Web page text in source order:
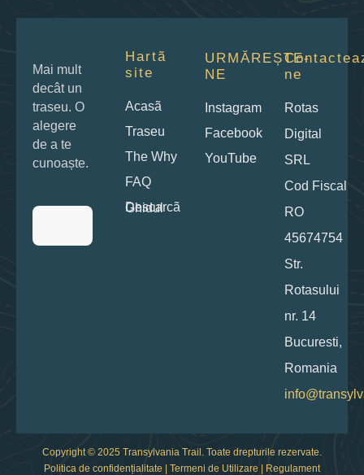
Mai mult
decât un
traseu. O
alegere
de a te
cunoaște.
Hartã
site
Acasã
Traseu
The Why
FAQ
Descarcã Ghidul
URMĂREȘTE-
NE
Instagram
Facebook
YouTube
ne
Rotas
Digital
SRL
Cod Fiscal
RO
45674754
Str.
Rotasului
nr. 14
Bucuresti,
Romania
Copyright © 2025 Transylvania Trail. Toate drepturile rezervate.
Politica de confidențialitate
Termeni de Utilizare Regulament